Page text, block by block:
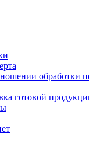
обработки
готовой